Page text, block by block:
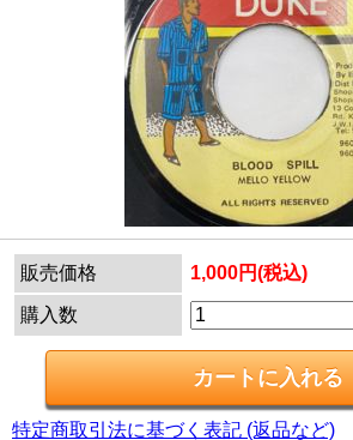
販売価格 1,000円(税込)
購入数
特定商取引法に基づく表記 (返品など)